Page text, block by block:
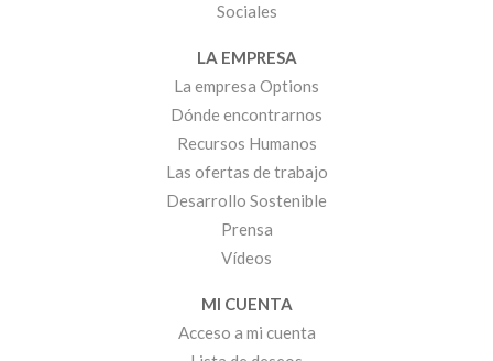
Sociales
LA EMPRESA
La empresa Options
Dónde encontrarnos
Recursos Humanos
Las ofertas de trabajo
Desarrollo Sostenible
Prensa
Vídeos
MI CUENTA
Acceso a mi cuenta